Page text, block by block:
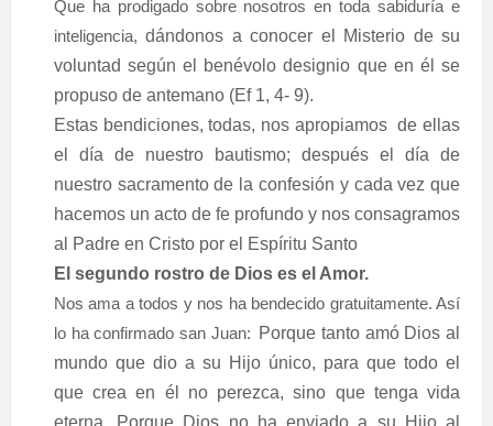
Que ha prodigado sobre nosotros en toda sabiduría e
inteligencia,dándonos a conocer el Misterio de su
voluntad según el benévolo designio que en él se
propuso de antemano (Ef 1, 4- 9).
Estas bendiciones, todas, nos apropiamos de ellas
el día de nuestro bautismo; después el día de
nuestro sacramento de la confesión y cada vez que
hacemos un acto de fe profundo y nos consagramos
al Padre en Cristo por el Espíritu Santo
El segundo rostro de Dios es el Amor.
Nos ama a todos y nos ha bendecido gratuitamente. Así
lo ha confirmado san Juan: Porque tanto amó Dios al
mundo que dio a su Hijo único, para que todo el
que crea en él no perezca, sino que tenga vida
eterna. Porque Dios no ha enviado a su Hijo al